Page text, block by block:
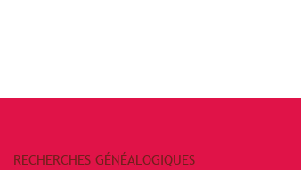
RECHERCHES GÉNÉALOGIQUES